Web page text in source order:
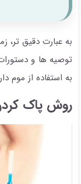
به عبارت دقیق تر،
توصیه ها و
به استفاده از موم
روش پاک